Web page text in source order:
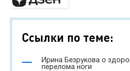
Ссылки по теме:
Ирина Безрукова о
перелома ноги